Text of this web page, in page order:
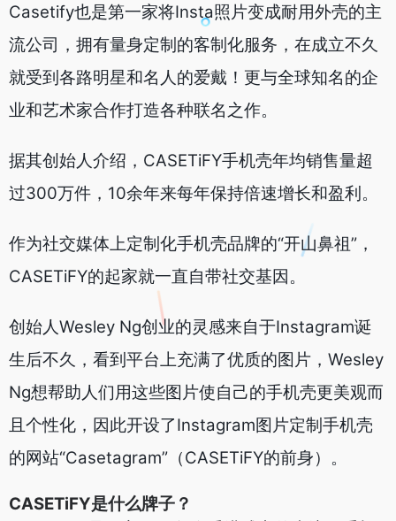
Casetify也是第一家将Insta照片变成耐用外壳的主
流公司，拥有量身定制的客制化服务，在成立不久
就受到各路明星和名人的爱戴！更与全球知名的企
业和艺术家合作打造各种联名之作。
据其创始人介绍，CASETiFY手机壳年均销售量超
过300万件，10余年来每年保持倍速增长和盈利。
作为社交媒体上定制化手机壳品牌的“开山鼻祖”，
CASETiFY的起家就一直自带社交基因。
创始人Wesley Ng创业的灵感来自于Instagram诞
生后不久，看到平台上充满了优质的图片，Wesley
Ng想帮助人们用这些图片使自己的手机壳更美观而
且个性化，因此开设了Instagram图片定制手机壳
的网站“Casetagram”（CASETiFY的前身）。
CASETiFY是什么牌子？